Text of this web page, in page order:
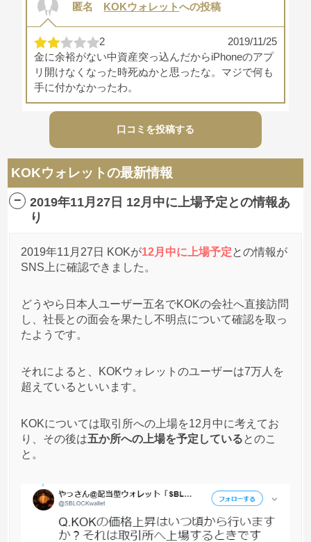
匿名 KOKウォレットへの投稿
2019/11/25
2
金に余裕がない中資産突っ込んだからiPhoneのアプ
リ開けなくなった時死ぬかと思ったな。マジで何も
手に付かなかったわ。
KOKウォレットへの投稿
3
ゲームでマイニングできるなんて画期的でいいと思
います。配当もしっかりもらえてましたし。でも投
資に使える資金ほぼ注ぎ込んでたので、ちょっとし
ね。結果的にビビって他の案件に移りました。
口コミを投稿する
KOKウォレットの最新情報
2019年11月27日 12月中に上場予定との情報あ
り
2019年11月27日 KOKが12月中に上場予定との情報が
SNS上に確認できました。
どうやら日本人ユーザー五名でKOKの会社へ直接訪問
し、社長との面会を果たし不明点について確認を取っ
たようです。
それによると、KOKウォレットのユーザーは7万人を
超えているといいます。
KOKについては取引所への上場を12月中に考えてお
り、その後は五か所への上場を予定しているとのこ
と。